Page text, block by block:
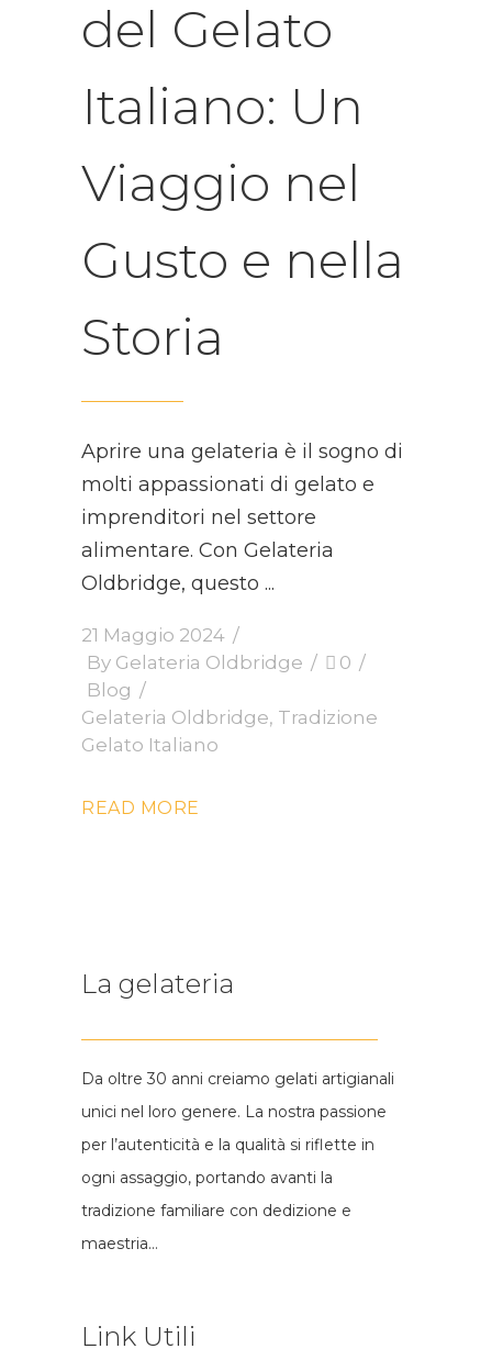
del Gelato
Italiano: Un
Viaggio nel
Gusto e nella
Storia
Aprire una gelateria è il sogno di
molti appassionati di gelato e
imprenditori nel settore
alimentare. Con Gelateria
Oldbridge, questo
21 Maggio 2024
By Gelateria Oldbridge
0
Blog
Gelateria Oldbridge, Tradizione
Gelato Italiano
READ MORE
La gelateria
Da oltre 30 anni creiamo gelati artigianali
unici nel loro genere. La nostra passione
per l’autenticità e la qualità si riflette in
ogni assaggio, portando avanti la
tradizione familiare con dedizione e
maestria…
Link Utili